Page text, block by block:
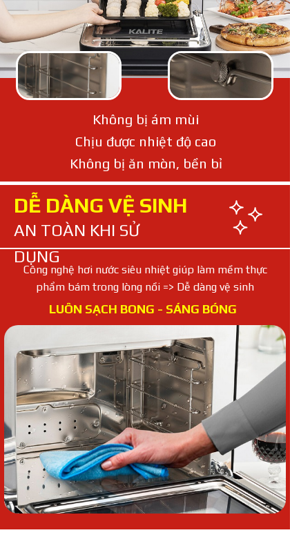
Không bị ám mùi
Chịu được nhiệt độ cao
Không bị ăn mòn, bền bỉ
DỄ DÀNG VỆ SINH
AN TOÀN KHI SỬ
DỤNG
Công nghệ hơi nước siêu nhiệt giúp làm mềm thực
phẩm bám trong lòng nồi => Dễ dàng vệ sinh
LUÔN SẠCH BONG - SÁNG BÓNG